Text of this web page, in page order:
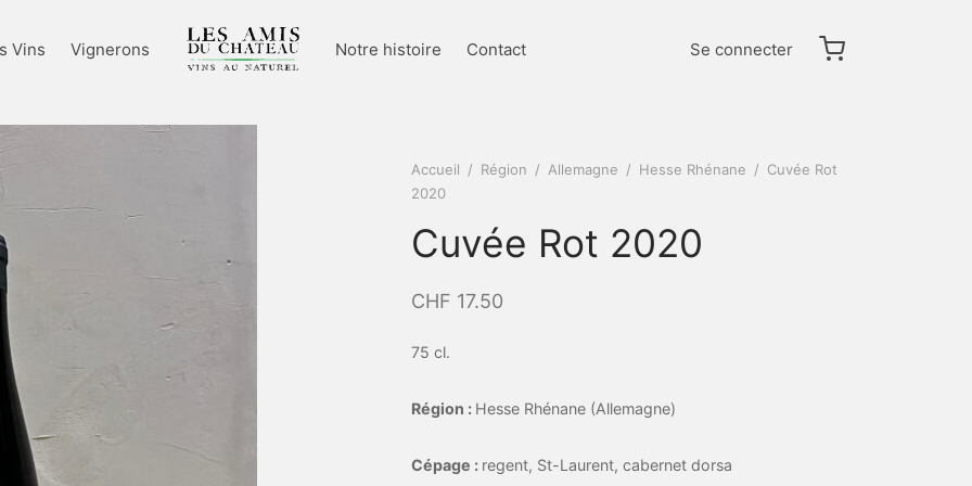
Vins Vignerons Notre histoire Contact Se connecter
Accueil / Région / Allemagne / Hesse Rhénane / Cuvée Rot
2020
Cuvée Rot 2020
CHF 17.50
75 cl.
Région : Hesse Rhénane (Allemagne)
Cépage : regent, St-Laurent, cabernet dorsa